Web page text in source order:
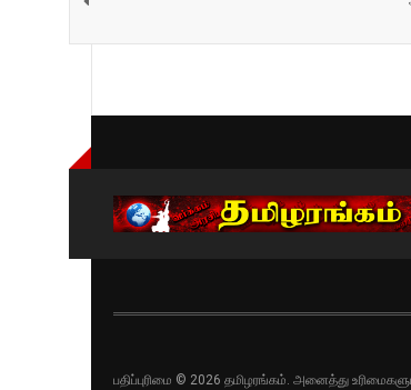
பதிப்புரிமை © 2026 தமிழரங்கம். அனைத்து